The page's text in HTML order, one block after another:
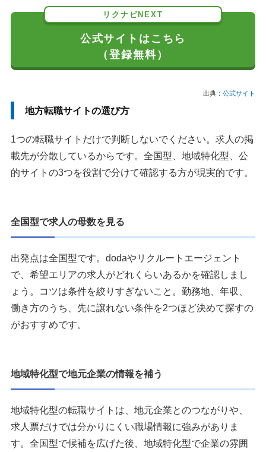
リクナビNEXT
公式サイトはこちら
（登録無料）
出典： 公式サイト
地方転職サイトの選び方
1つの転職サイトだけで判断しないでください。求人の掲
載先が分散しているからです。全国型、地域特化型、公
的サイトの3つを役割で分けて確認する方が現実的です。
全国型で求人の母数を見る
出発点は全国型です。dodaやリクルートエージェント
で、希望エリアの求人がどれくらいあるかを確認しまし
ょう。コツは条件を絞りすぎないこと。勤務地、年収、
働き方のうち、先に譲れない条件を2つほど決めて探すの
がおすすめです。
地域特化型で地元企業の情報を補う
地域特化型の転職サイトは、地元企業とのつながりや、
求人票だけでは分かりにくい職場情報に強みがありま
す。全国型で候補を広げた後、地域特化型で企業の雰囲